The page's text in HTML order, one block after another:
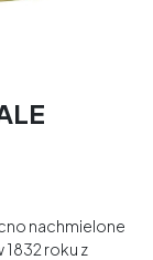
nachmielone
roku z